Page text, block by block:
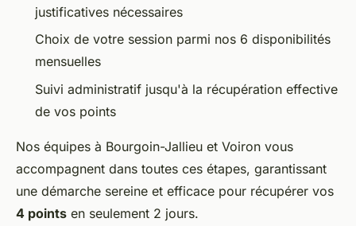
justificatives nécessaires
Choix de votre session parmi nos 6 disponibilités
mensuelles
Suivi administratif jusqu'à la récupération effective
de vos points
Nos équipes à Bourgoin-Jallieu et Voiron vous
accompagnent dans toutes ces étapes, garantissant
une démarche sereine et efficace pour récupérer vos
4 points en seulement 2 jours.